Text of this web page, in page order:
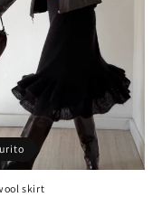
skirt